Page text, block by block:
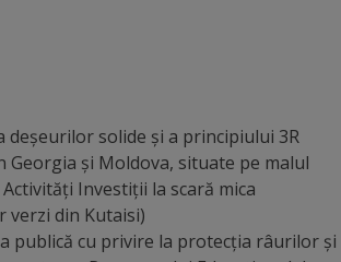
solide și a principiului 3R
Georgia și Moldova, situate pe malul
Investiții la scară mica
verzi din Kutaisi)
publică cu privire la protecția râurilor și